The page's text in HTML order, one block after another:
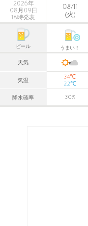
2026年
08月09日
18時発表
08/11
(火)
ビール うまい！
天気
気温
34℃
22℃
降水確率 30%